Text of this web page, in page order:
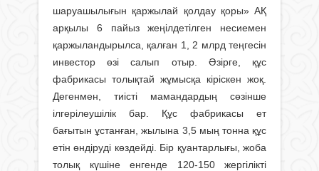
шаруашылығын қаржылай қолдау қоры» АҚ
арқылы 6 пайыз жеңілдетілген несиемен
қаржыландырылса, қалған 1, 2 млрд теңгесін
инвестор өзі салып отыр. Әзірге, құс
фабрикасы толықтай жұмысқа кіріскен жоқ.
Дегенмен, тиісті мамандардың сөзінше
ілгерілеушілік бар. Құс фабрикасы ет
бағытын ұстанған, жылына 3,5 мың тонна құс
етін өндіруді көздейді. Бір қуантарлығы, жоба
толық күшіне енгенде 120-150 жергілікті